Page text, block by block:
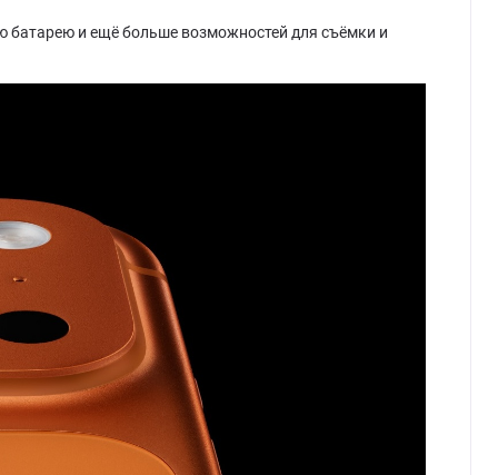
батарею и ещё больше возможностей для съёмки и